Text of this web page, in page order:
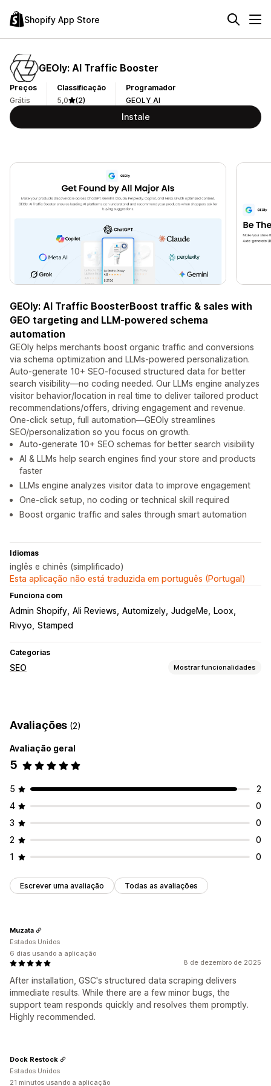
Shopify App Store
GEOly: AI Traffic Booster
Preços
Grátis
Classificação
5,0
(2)
Programador
GEOLY AI
Instale
GEOly: AI Traffic BoosterBoost traffic & sales with
GEO targeting and LLM-powered schema
automation
GEOly helps merchants boost organic traffic and conversions
via schema optimization and LLMs-powered personalization.
Auto-generate 10+ SEO-focused structured data for better
search visibility—no coding needed. Our LLMs engine analyzes
visitor behavior/location in real time to deliver tailored product
recommendations/offers, driving engagement and revenue.
One-click setup, full automation—GEOly streamlines
SEO/personalization so you focus on growth.
Auto-generate 10+ SEO schemas for better search visibility
AI & LLMs help search engines find your store and products
faster
LLMs engine analyzes visitor data to improve engagement
One-click setup, no coding or technical skill required
Boost organic traffic and sales through smart automation
Idiomas
inglês e chinês (simplificado)
Esta aplicação não está traduzida em português (Portugal)
Funciona com
Admin Shopify Ali Reviews Automizely JudgeMe
Loox
Rivyo Stamped
Categorias
SEO Mostrar funcionalidades
Geração por IA
SEO local
Monitorização do desempenho
Tráfego de website
Avaliações (2)
Avaliação geral
5
5
2
4
0
3
0
2
0
1
0
Escrever uma avaliação Todas as avaliações
8 de dezembro de 2025
After installation, GSC's structured data scraping delivers
immediate results. While there are a few minor bugs, the
support team responds quickly and resolves them promptly.
Highly recommended.
Muzata
Estados Unidos
6 dias usando a aplicação
Dock Restock
Estados Unidos
21 minutos usando a aplicação